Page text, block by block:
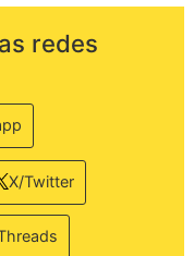
redes
X/Twitter